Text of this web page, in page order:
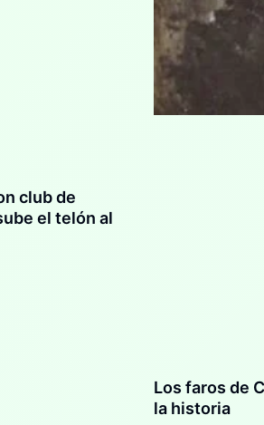
club de
el telón al
Los faros de
la historia